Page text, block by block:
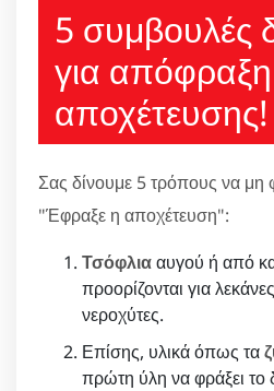
5 συμβουλές
για απόφραξη
αποχέτευσης!
Σας δίνουμε 5 τρόπους να μη
"Έφραξε η αποχέτευση":
Τσόφλιααυγού ή από
προορίζονται για
νεροχύτες.
Επίσης, υλικά όπως τα
πρώτη ύλη να φράξει το